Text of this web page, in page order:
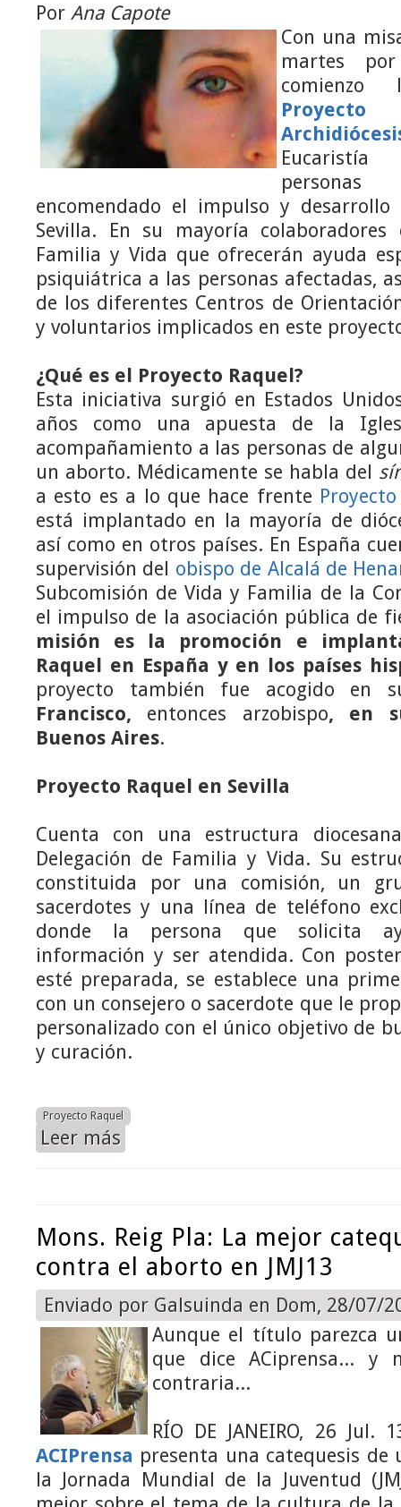
Por Ana Capote
Con una
martes
encomendado el impulso y
Sevilla. En su mayoría
Familia y Vida que ofrecerán ayuda
psiquiátrica a las personas afectadas,
de los diferentes Centros de
y voluntarios implicados en este
¿Qué es el Proyecto Raquel?
Esta iniciativa surgió en Estados
años como una apuesta de la
acompañamiento a las personas de
un aborto. Médicamente se habla del
a esto es a lo que hace frente
está implantado en la mayoría de
así como en otros países. En España
supervisión del obispo de Alcalá de
Subcomisión de Vida y Familia de la
el impulso de la asociación pública de
misión es la promoción e
Raquel en España y en los países
proyecto también fue acogido
Francisco, entonces arzobispo, en
Buenos Aires.
Proyecto Raquel en Sevilla
Cuenta con una estructura
Delegación de Familia y Vida. Su
constituida por una comisión, un
sacerdotes y una línea de teléfono
donde la persona que solicita
información y ser atendida. Con
esté preparada, se establece una
con un consejero o sacerdote que le
personalizado con el único objetivo de
y curación.
Proyecto Raquel
Leer más
Mons. Reig Pla: La mejor
contra el aborto en JMJ13
Enviado por Galsuinda en Dom, 28/07/
Aunque el título parezca
que dice ACiprensa...
contraria...
RÍO DE JANEIRO, 26 Jul.
ACIPrensa presenta una catequesis de
la Jornada Mundial de la Juventud